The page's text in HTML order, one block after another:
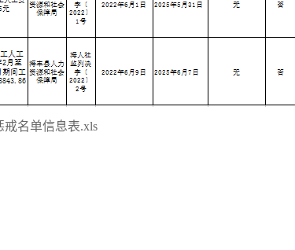
戒名单信息表.xls